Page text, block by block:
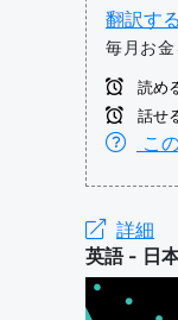
翻訳する
毎月お
読め
話せ
こ
詳細
英語 - 日